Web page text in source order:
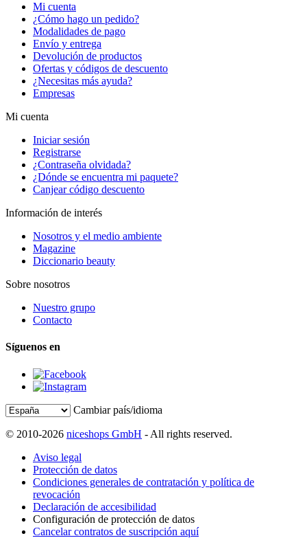
Mi cuenta
¿Cómo hago un pedido?
Modalidades de pago
Envío y entrega
Devolución de productos
Ofertas y códigos de descuento
¿Necesitas más ayuda?
Empresas
Mi cuenta
Iniciar sesión
Registrarse
¿Contraseña olvidada?
¿Dónde se encuentra mi paquete?
Canjear código descuento
Información de interés
Nosotros y el medio ambiente
Magazine
Diccionario beauty
Sobre nosotros
Nuestro grupo
Contacto
Síguenos en
Cambiar país/idioma
© 2010-2026 niceshops GmbH - All rights reserved.
Aviso legal
Protección de datos
Condiciones generales de contratación y política de
revocación
Declaración de accesibilidad
Configuración de protección de datos
Cancelar contratos de suscripción aquí